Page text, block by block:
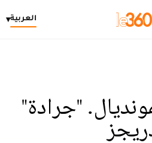
العربية▾
"جرادة"